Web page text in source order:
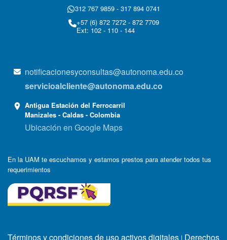
312 767 9859 - 317 894 0741
+57 (6) 872 7272 - 872 7709
Ext: 102 - 110 - 144
notificacionesyconsultas@autonoma.edu.co
servicioalcliente@autonoma.edu.co
Antigua Estación del Ferrocarril
Manizales - Caldas - Colombia
Ubicación en Google Maps
En la UAM te escuchamos y estamos prestos para atender todos tus
requerimientos
Términos y condiciones de uso activos digitales | Derechos